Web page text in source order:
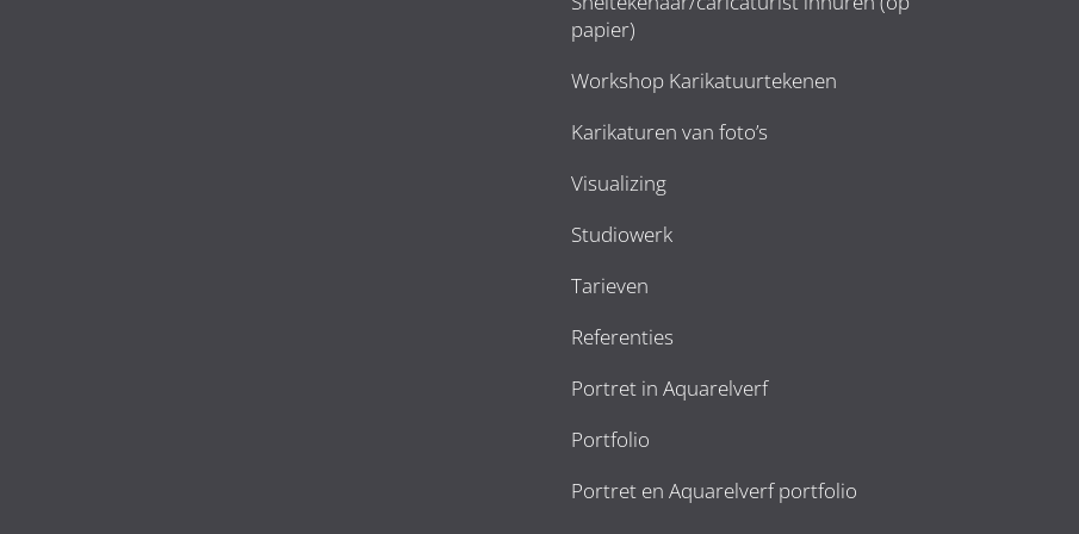
papier)
Workshop Karikatuurtekenen
Karikaturen van foto’s
Visualizing
Studiowerk
Tarieven
Referenties
Portret in Aquarelverf
Portfolio
Portret en Aquarelverf portfolio